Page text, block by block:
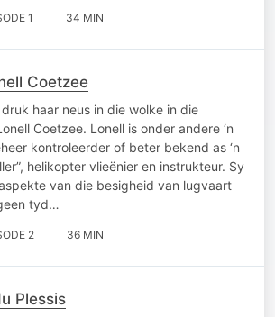
1 34 MIN
Coetzee
druk haar neus in die wolke in die
Coetzee. Lonell is onder andere ‘n
kontroleerder of beter bekend as ‘n
helikopter vlieënier en instrukteur. Sy
van die besigheid van lugvaart
tyd…
2 36 MIN
Plessis